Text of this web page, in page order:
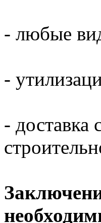
- любые
-
- доставка